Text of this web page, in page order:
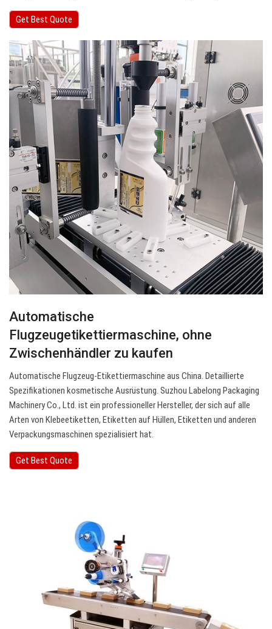
Get Best Quote
Automatische
Flugzeugetikettiermaschine, ohne
Zwischenhändler zu kaufen
Automatische Flugzeug-Etikettiermaschine aus China. Detaillierte
Spezifikationen kosmetische Ausrüstung. Suzhou Labelong Packaging
Machinery Co., Ltd. ist ein professioneller Hersteller, der sich auf alle
Arten von Klebeetiketten, Etiketten auf Hüllen, Etiketten und anderen
Verpackungsmaschinen spezialisiert hat.
Get Best Quote